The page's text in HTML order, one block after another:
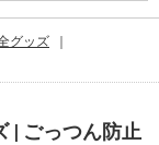
グッズ
| ごっつん防止